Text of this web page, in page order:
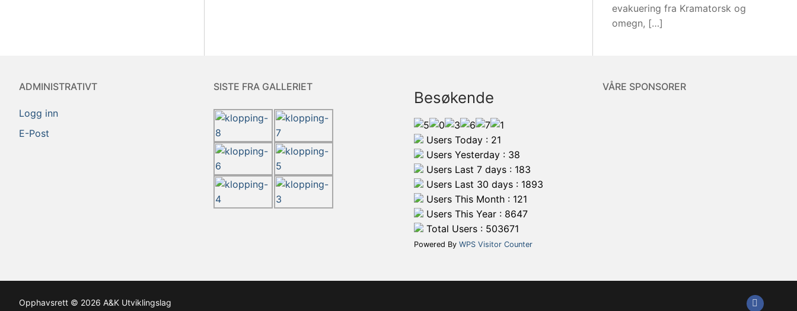
evakuering fra Kramatorsk og
omegn, […]
ADMINISTRATIVT
Logg inn
E-Post
SISTE FRA GALLERIET
Besøkende
Users Today : 21
Users Yesterday : 38
Users Last 7 days : 183
Users Last 30 days : 1893
Users This Month : 121
Users This Year : 8647
Total Users : 503671
Powered By WPS Visitor Counter
VÅRE SPONSORER
Opphavsrett © 2026 A&K Utviklingslag